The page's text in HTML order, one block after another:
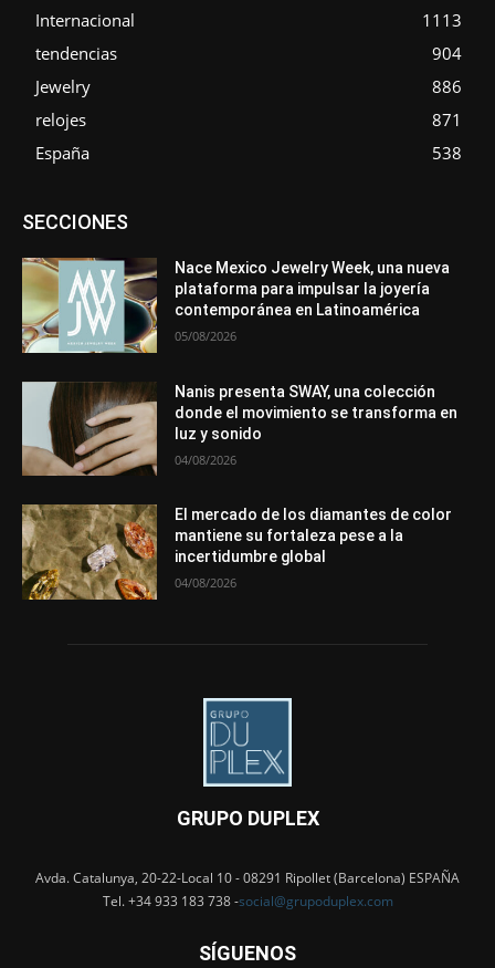
Internacional
1113
tendencias
904
Jewelry
886
relojes
871
España
538
SECCIONESAsociaciones
Entrevistas
Mundo Técnico
Novedades Opiniones
Perspectiva
Premios
Secciones Sin categoría
Sucesos
Más
Nace Mexico Jewelry Week, una nueva
plataforma para impulsar la joyería
contemporánea en Latinoamérica
05/08/2026
Nanis presenta SWAY, una colección
donde el movimiento se transforma en
luz y sonido
04/08/2026
El mercado de los diamantes de color
mantiene su fortaleza pese a la
incertidumbre global
04/08/2026
GRUPO DUPLEX
Avda. Catalunya, 20-22-Local 10 - 08291 Ripollet (Barcelona) ESPAÑA
Tel. +34 933 183 738 -social@grupoduplex.com
SÍGUENOS